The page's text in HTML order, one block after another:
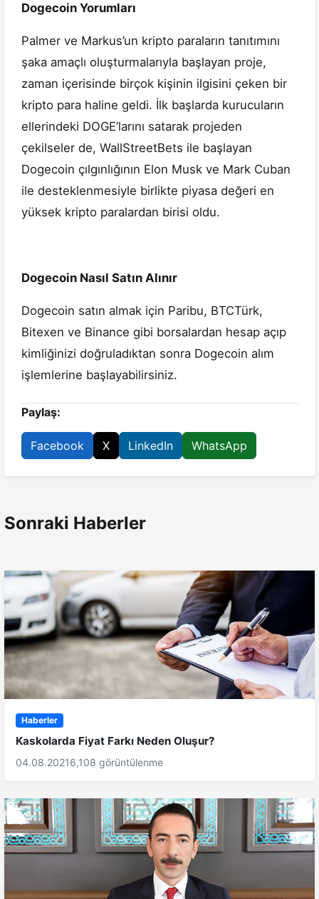
Dogecoin Yorumları
Palmer ve Markus’un kripto paraların tanıtımını
şaka amaçlı oluşturmalarıyla başlayan proje,
zaman içerisinde birçok kişinin ilgisini çeken bir
kripto para haline geldi. İlk başlarda kurucuların
ellerindeki DOGE’larını satarak projeden
çekilseler de, WallStreetBets ile başlayan
Dogecoin çılgınlığının Elon Musk ve Mark Cuban
ile desteklenmesiyle birlikte piyasa değeri en
yüksek kripto paralardan birisi oldu.
Dogecoin Nasıl Satın Alınır
Dogecoin satın almak için Paribu, BTCTürk,
Bitexen ve Binance gibi borsalardan hesap açıp
kimliğinizi doğruladıktan sonra Dogecoin alım
işlemlerine başlayabilirsiniz.
Paylaş:
Facebook X LinkedIn WhatsApp
Sonraki Haberler
Haberler
Kaskolarda Fiyat Farkı Neden Oluşur?
04.08.20216,108 görüntülenme